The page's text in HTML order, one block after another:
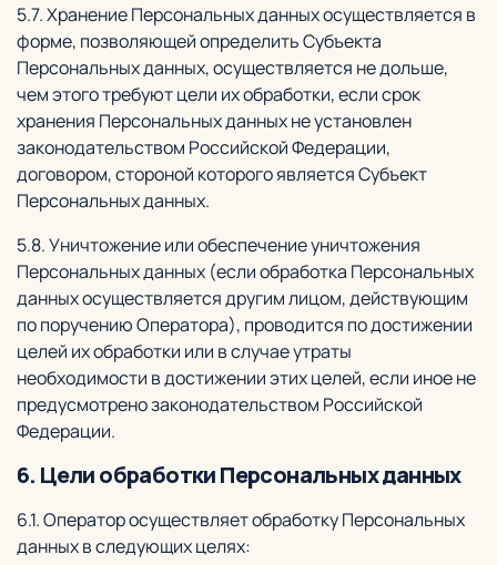
5.7. Хранение Персональных данных осуществляется в
форме, позволяющей определить Субъекта
Персональных данных, осуществляется не дольше,
чем этого требуют цели их обработки, если срок
хранения Персональных данных не установлен
законодательством Российской Федерации,
договором, стороной которого является Субъект
Персональных данных.
5.8. Уничтожение или обеспечение уничтожения
Персональных данных (если обработка Персональных
данных осуществляется другим лицом, действующим
по поручению Оператора), проводится по достижении
целей их обработки или в случае утраты
необходимости в достижении этих целей, если иное не
предусмотрено законодательством Российской
Федерации.
6. Цели обработки Персональных данных
6.1. Оператор осуществляет обработку Персональных
данных в следующих целях: